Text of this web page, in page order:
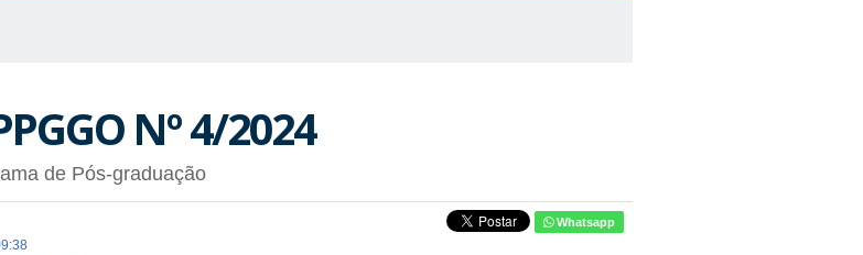
Nº 4/2024
de Pós-graduação
Whatsapp